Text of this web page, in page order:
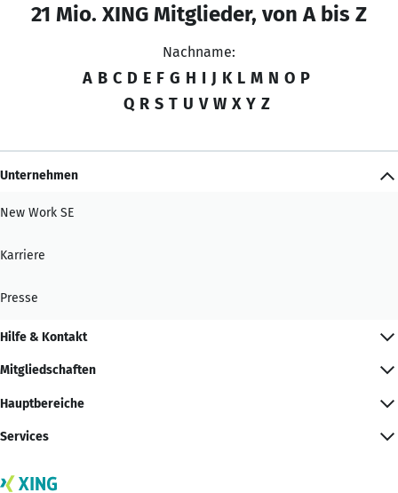
21 Mio. XING Mitglieder, von A bis Z
Nachname:
A B C D E F G H I J K L M N O P
Q R S T U V W X Y Z
Unternehmen
New Work SE
Karriere
Presse
Hilfe & Kontakt
Mitgliedschaften
Hauptbereiche
Services